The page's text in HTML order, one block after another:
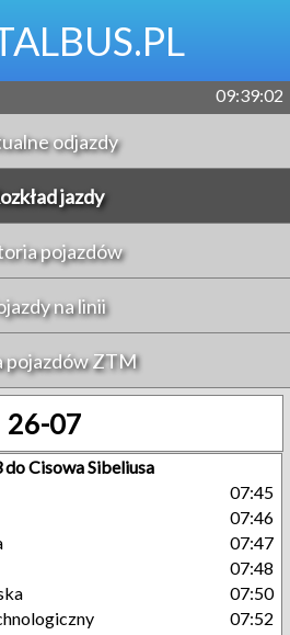
09:39:03
odjazdy
jazdy
pojazdów
na linii
pojazdów ZTM
26-07
do Cisowa Sibeliusa
07:45
07:46
07:47
07:48
07:50
07:52